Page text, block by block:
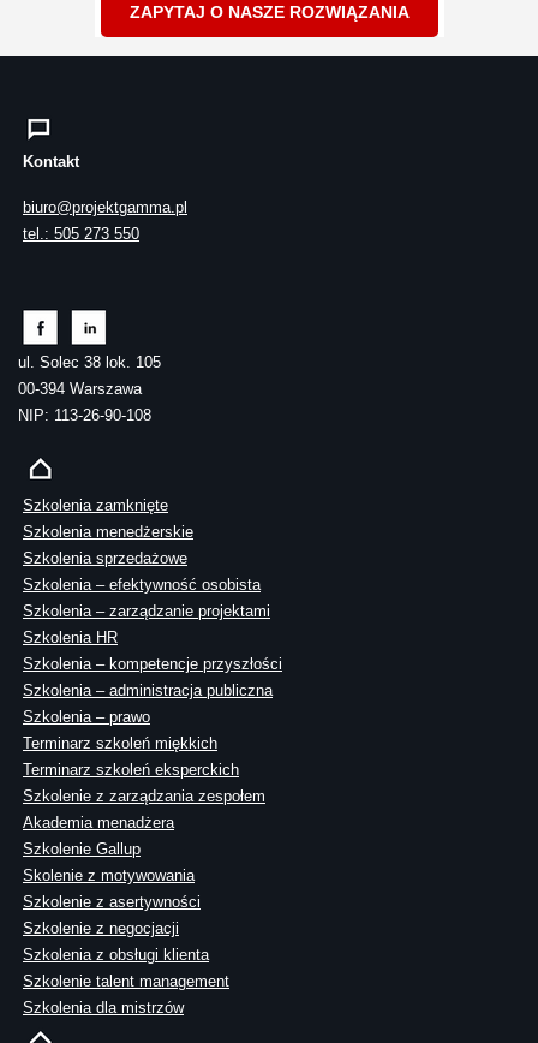
ZAPYTAJ O NASZE ROZWIĄZANIA
Kontakt
biuro@projektgamma.pl
tel.: 505 273 550
ul. Solec 38 lok. 105
00-394 Warszawa
NIP: 113-26-90-108
Szkolenia zamknięte
Szkolenia menedżerskie
Szkolenia sprzedażowe
Szkolenia – efektywność osobista
Szkolenia – zarządzanie projektami
Szkolenia HR
Szkolenia – kompetencje przyszłości
Szkolenia – administracja publiczna
Szkolenia – prawo
Terminarz szkoleń miękkich
Terminarz szkoleń eksperckich
Szkolenie z zarządzania zespołem
Akademia menadżera
Szkolenie Gallup
Skolenie z motywowania
Szkolenie z asertywności
Szkolenie z negocjacji
Szkolenia z obsługi klienta
Szkolenie talent management
Szkolenia dla mistrzów